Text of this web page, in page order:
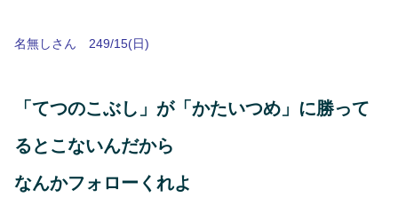
名無しさん 249/15(日)
「てつのこぶし」が「かたいつめ」に勝って
るとこないんだから
なんかフォローくれよ